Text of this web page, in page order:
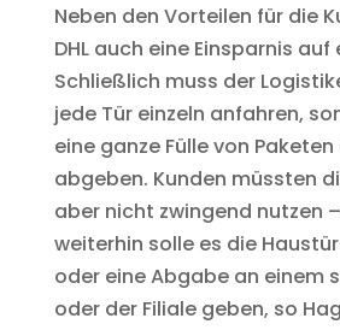
Neben den Vorteilen für die
DHL auch eine Einsparnis auf
Schließlich muss der
jede Tür einzeln anfahren,
eine ganze Fülle von
abgeben. Kunden müssten
aber nicht zwingend nutzen
weiterhin solle es die
oder eine Abgabe an einem
oder der Filiale geben, so